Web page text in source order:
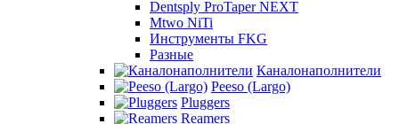
Dentsply ProTaper NEXT
Mtwo NiTi
Инструменты FKG
Разные
Каналонаполнители
Peeso (Largo)
Pluggers
Reamers